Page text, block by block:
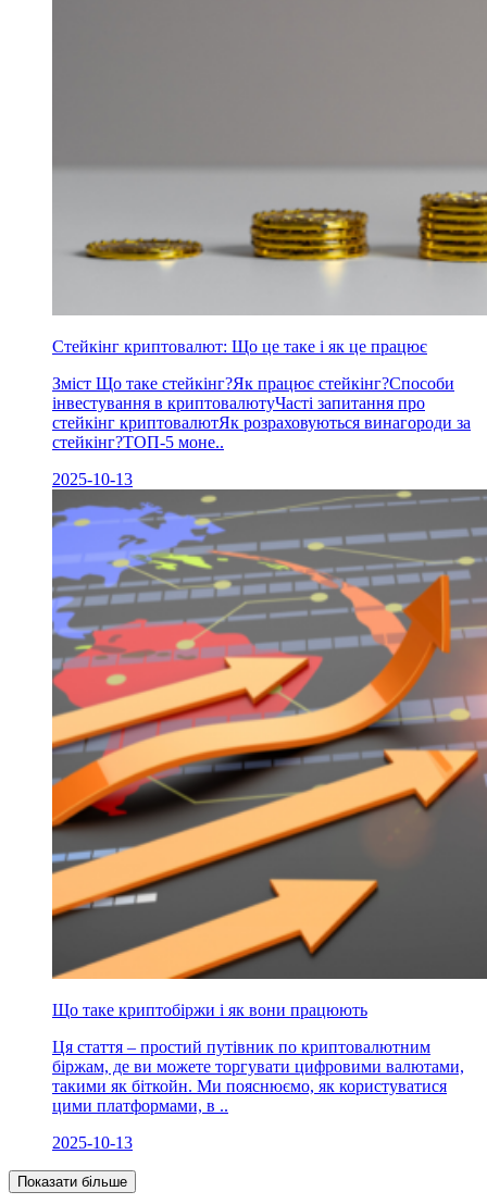
Стейкінг криптовалют: Що це таке і як це працює
Зміст Що таке стейкінг?Як працює стейкінг?Способи
інвестування в криптовалютуЧасті запитання про
стейкінг криптовалютЯк розраховуються винагороди за
стейкінг?ТОП-5 моне..
2025-10-13
Що таке криптобіржи і як вони працюють
Ця стаття – простий путівник по криптовалютним
біржам, де ви можете торгувати цифровими валютами,
такими як біткойн. Ми пояснюємо, як користуватися
цими платформами, в ..
2025-10-13
Показати більше